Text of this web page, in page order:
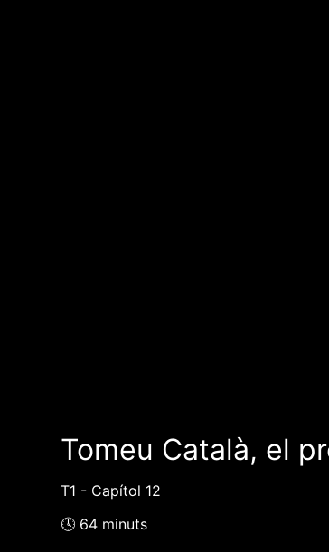
Tomeu Català, el
T1 - Capítol 12
🕓 64 minuts